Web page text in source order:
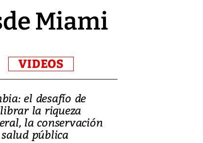
Miami
VIDEOS
el desafío de
la riqueza
la conservación
pública